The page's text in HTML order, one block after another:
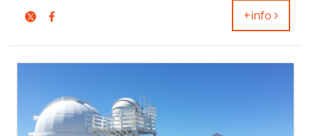
+info